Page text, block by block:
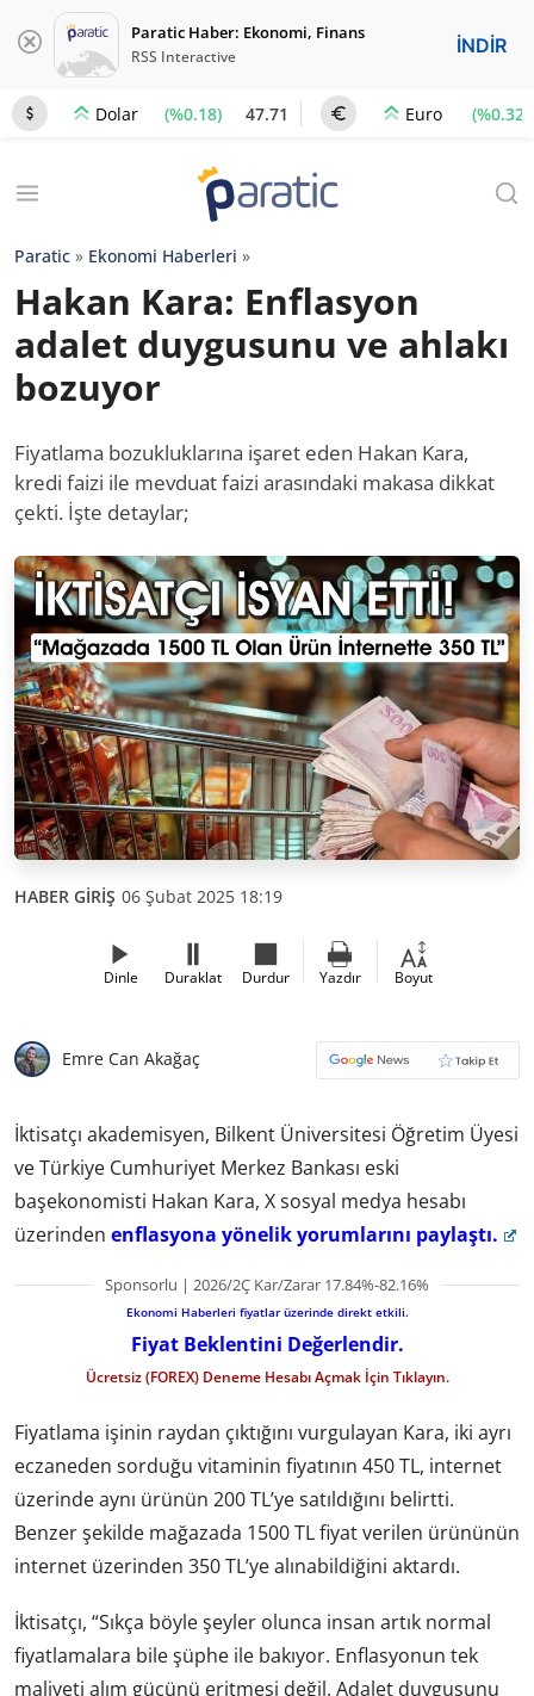
Paratic Haber: Ekonomi, Finans
RSS Interactive İNDİR
Dolar (%0.18) 47.71 Euro (%0.32)
Paratic » Ekonomi Haberleri »
Hakan Kara: Enflasyon
adalet duygusunu ve ahlakı
bozuyor
Fiyatlama bozukluklarına işaret eden Hakan Kara,
kredi faizi ile mevduat faizi arasındaki makasa dikkat
çekti. İşte detaylar;
HABER GİRİŞ 06 Şubat 2025 18:19
Dinle Duraklat Durdur Yazdır Boyut
Emre Can Akağaç
İktisatçı akademisyen, Bilkent Üniversitesi Öğretim Üyesi
ve Türkiye Cumhuriyet Merkez Bankası eski
başekonomisti Hakan Kara, X sosyal medya hesabı
üzerinden enflasyona yönelik yorumlarını paylaştı.
Sponsorlu | 2026/2Ç Kar/Zarar 17.84%-82.16%
Ekonomi Haberleri fiyatlar üzerinde direkt etkili.
Fiyat Beklentini Değerlendir.
Ücretsiz (FOREX) Deneme Hesabı Açmak İçin Tıklayın.
Fiyatlama işinin raydan çıktığını vurgulayan Kara, iki ayrı
eczaneden sorduğu vitaminin fiyatının 450 TL, internet
üzerinde aynı ürünün 200 TL’ye satıldığını belirtti.
Benzer şekilde mağazada 1500 TL fiyat verilen ürününün
internet üzerinden 350 TL’ye alınabildiğini aktardı.
İktisatçı, “Sıkça böyle şeyler olunca insan artık normal
fiyatlamalara bile şüphe ile bakıyor. Enflasyonun tek
maliyeti alım gücünü eritmesi değil. Adalet duygusunu